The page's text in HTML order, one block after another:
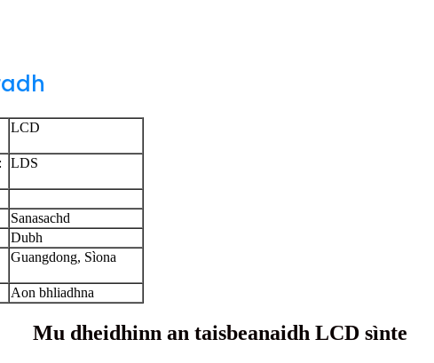
LCD
LDS
Sanasachd
Dubh
Guangdong, Sìona
Aon bhliadhna
Mu dheidhinn an taisbeanaidh LCD sìnte